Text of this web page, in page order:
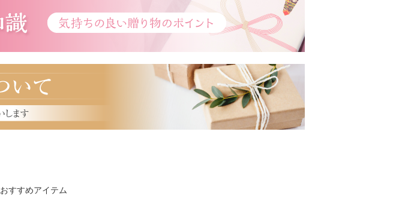
おすすめアイテム